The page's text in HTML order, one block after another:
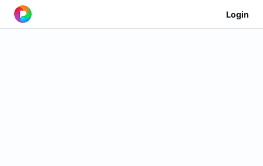
Login